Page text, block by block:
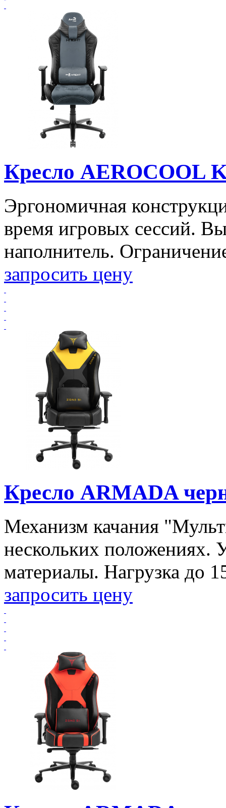
Кресло AEROCOOL
Эргономичная
время игровых сессий.
наполнитель.
запросить цену
Кресло ARMADA
Механизм качания
нескольких положениях.
материалы. Нагрузка до
запросить цену